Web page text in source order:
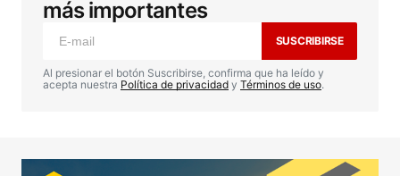
publicada. Los campos obligatorios están
marcados con *
Comentario*
más importantes
SUSCRIBIRSE
Al presionar el botón Suscribirse, confirma que ha leído y
acepta nuestra Política de privacidad y Términos de uso.